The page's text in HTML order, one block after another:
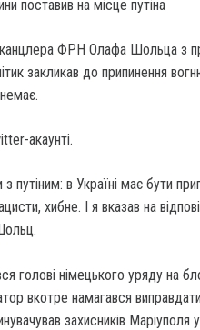
канцлера ФРН Олафа Шольца з
закликав до припинення
акаунті.
путіним: в Україні має бути
хибне. І я вказав на
голові німецького уряду на
вкотре намагався
захисників